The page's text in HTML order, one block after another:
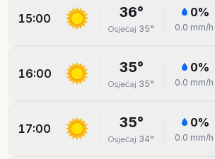
15:00 36°
Osjećaj 35°
0%
0.0 mm/h
16:00 35°
Osjećaj 35°
0%
0.0 mm/h
17:00 35°
Osjećaj 34°
0%
0.0 mm/h